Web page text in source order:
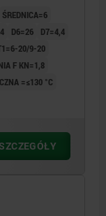
ŚREDNICA=6
D6=26
D7=4,4
20/9-20
F KN=1,8
=≤130 °C